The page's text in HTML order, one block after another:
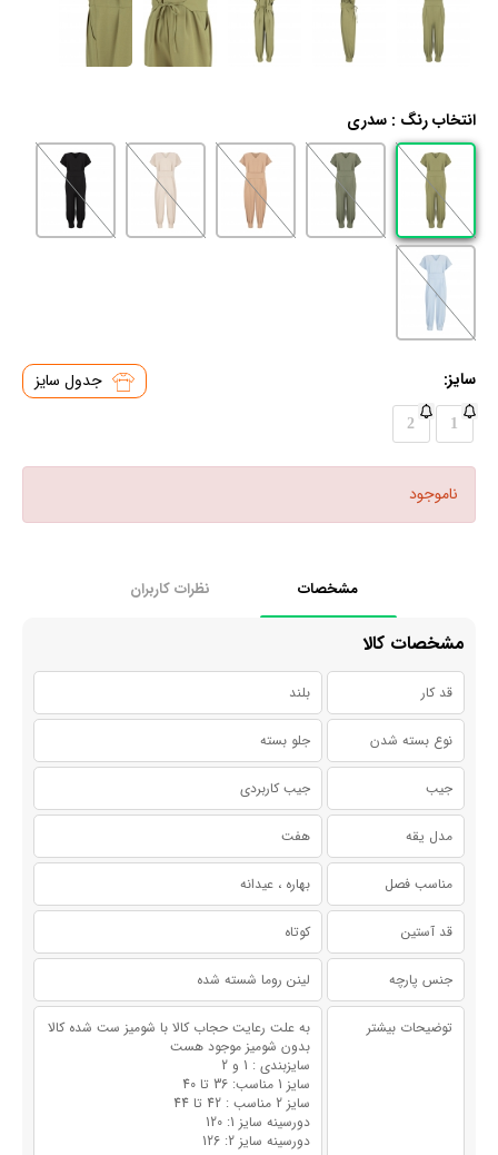
انتخاب رنگ : سدری
سایز: جدول سایز
1
2
ناموجود
مشخصات نظرات کاربران
مشخصات کالا
قد کار بلند
نوع بسته شدن جلو بسته
جیب جیب کاربردی
مدل یقه هفت
مناسب فصل بهاره ، عیدانه
قد آستین کوتاه
جنس پارچه لینن روما شسته شده
توضیحات بیشتر
به علت رعایت حجاب کالا با شومیز ست شده کالا
بدون شومیز موجود هست
سایزبندی : 1 و 2
سایز 1 مناسب: 36 تا 40
سایز 2 مناسب : 42 تا 44
دورسینه سایز 1: 120
دورسینه سایز 2: 126